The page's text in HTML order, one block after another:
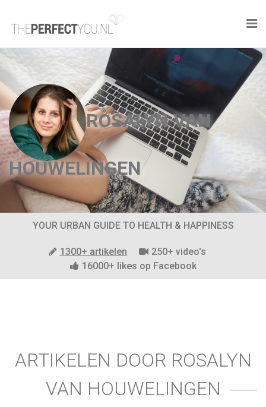

KNAPLEKKER
FOOD
SPORT
DROOM HOME
STYLE
BUSINESS
ROSALYN VAN
HOUWELINGEN
YOUR URBAN GUIDE TO HEALTH & HAPPINESS
1300+ artikelen
250+ video's
16000+ likes op Facebook
ARTIKELEN DOOR ROSALYN
VAN HOUWELINGEN